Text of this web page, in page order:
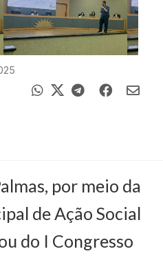
por meio da
de Ação Social
do I Congresso